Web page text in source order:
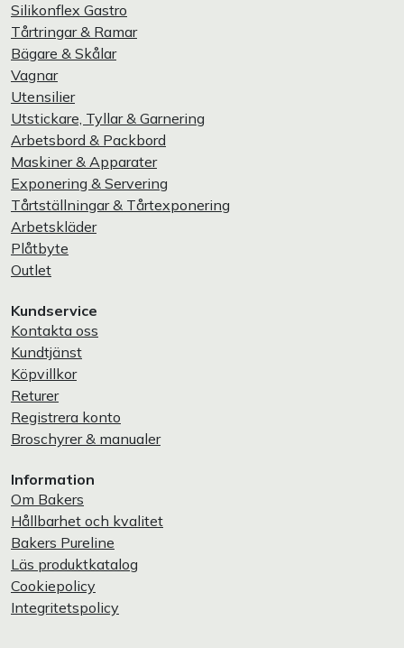
Silikonflex Gastro
Tårtringar & Ramar
Bägare & Skålar
Vagnar
Utensilier
Utstickare, Tyllar & Garnering
Arbetsbord & Packbord
Maskiner & Apparater
Exponering & Servering
Tårtställningar & Tårtexponering
Arbetskläder
Plåtbyte
Outlet
Kundservice
Kontakta oss
Kundtjänst
Köpvillkor
Returer
Registrera konto
Broschyrer & manualer
Information
Om Bakers
Hållbarhet och kvalitet
Bakers Pureline
Läs produktkatalog
Cookiepolicy
Integritetspolicy